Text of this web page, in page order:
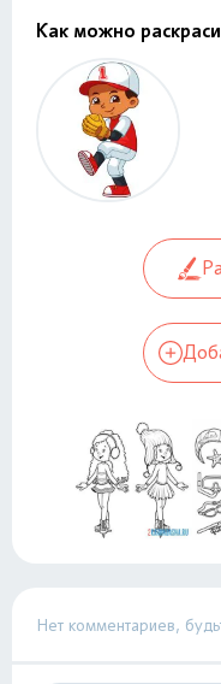
Как можно
Нет комментариев,